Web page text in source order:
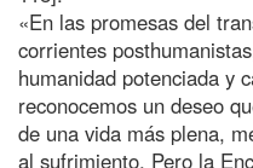
«En las promesas del
corrientes
humanidad potenciada y
reconocemos un deseo
de una vida más plena,
al sufrimiento. Pero la